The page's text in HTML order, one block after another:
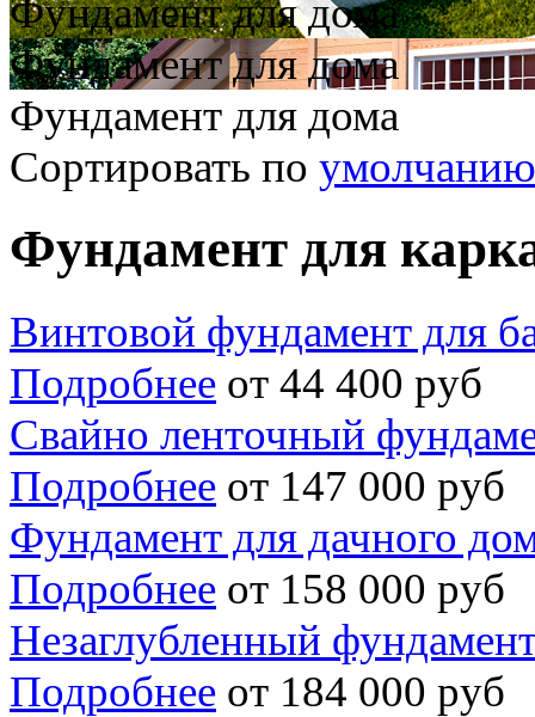
Фундамент для дома
Фундамент для дома
Фундамент для дома
Сортировать по умолчанию
Фундамент для
Винтовой фундамент для
Подробнее от 44 400 руб
Свайно ленточный
Подробнее от 147 000 руб
Фундамент для дачного
Подробнее от 158 000 руб
Незаглубленный
Подробнее от 184 000 руб